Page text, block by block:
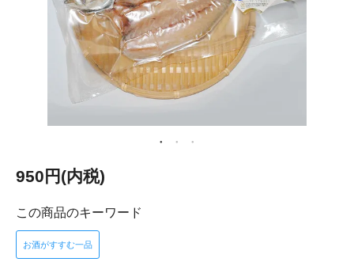
950円(内税)
この商品のキーワード
お酒がすすむ一品